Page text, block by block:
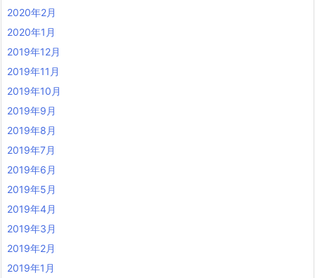
2020年2月
2020年1月
2019年12月
2019年11月
2019年10月
2019年9月
2019年8月
2019年7月
2019年6月
2019年5月
2019年4月
2019年3月
2019年2月
2019年1月